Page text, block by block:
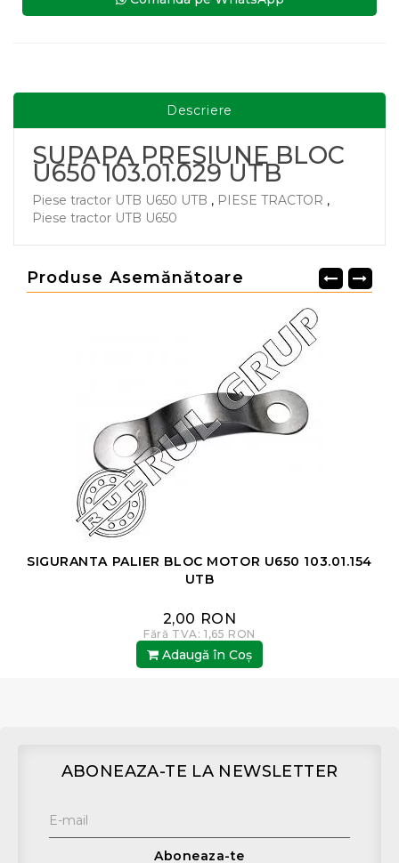
Descriere
SUPAPA PRESIUNE BLOC
U650 103.01.029 UTB
Piese tractor UTB U650 UTB , PIESE TRACTOR ,
Piese tractor UTB U650
Produse Asemănătoare
SIGURANTA PALIER BLOC MOTOR U650 103.01.154
UTB
2,00 RON
Fără TVA: 1,65 RON
Adaugă în Coş
ABONEAZA-TE LA NEWSLETTER
Aboneaza-te